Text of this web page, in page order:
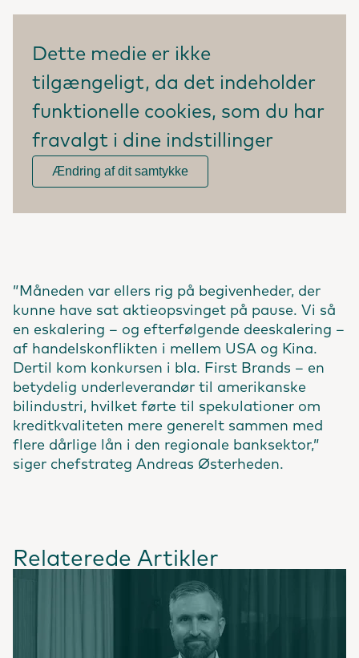
Dette medie er ikke
tilgængeligt, da det indeholder
funktionelle cookies, som du har
fravalgt i dine indstillinger
Ændring af dit samtykke
”Måneden var ellers rig på begivenheder, der
kunne have sat aktieopsvinget på pause. Vi så
en eskalering – og efterfølgende deeskalering –
af handelskonflikten i mellem USA og Kina.
Dertil kom konkursen i bla. First Brands – en
betydelig underleverandør til amerikanske
bilindustri, hvilket førte til spekulationer om
kreditkvaliteten mere generelt sammen med
flere dårlige lån i den regionale banksektor,”
siger chefstrateg Andreas Østerheden.
Relaterede Artikler